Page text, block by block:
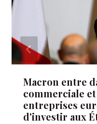
Macron entre
commerciale
entreprises
d'investir aux